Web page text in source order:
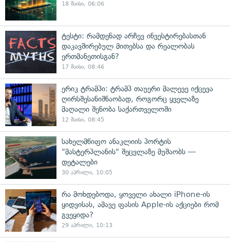
18 მაისი, 06:06
ტესტი: რამდენად არჩევ ინვესტირებასთან
დაკავშირებულ მითებსა და რეალობას
ერთმანეთისგან?
17 მაისი, 08:46
ერიკ ტრამპი: ტრამპ თაუერი მალევე იქცევა
ღირსშესანიშნაობად, როგორც ყველაზე
მაღალი შენობა საქართველოში
12 მაისი, 08:45
სახელმწიფო ანაკლიის პორტის
"მასტერპლანის" შეცვლაზე მუშაობს —
დეტალები
30 აპრილი, 10:05
რა მოხდებოდა, ყოველი ახალი iPhone-ის
ყიდვისას, ამავე ფასის Apple-ის აქციები რომ
გვეყიდა?
29 აპრილი, 10:13